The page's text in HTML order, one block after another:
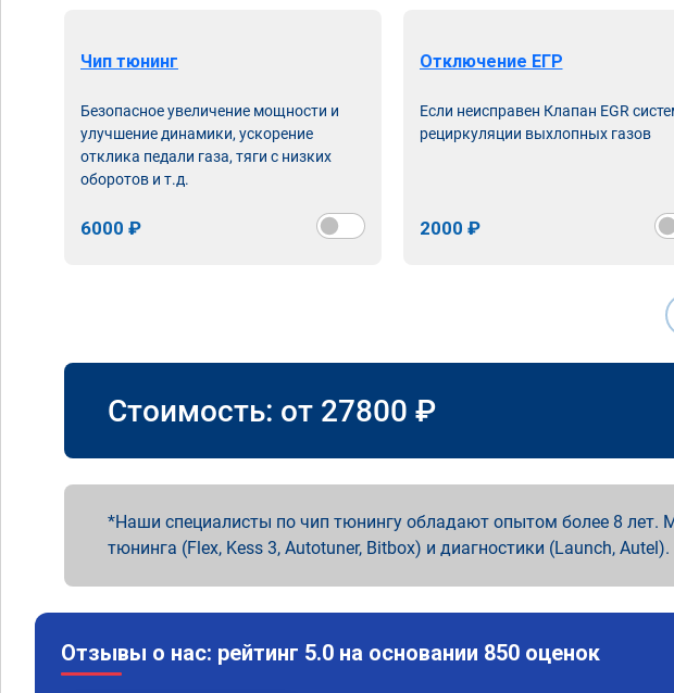
Чип тюнинг
Безопасное увеличение мощности и
улучшение динамики, ускорение
отклика педали газа, тяги с низких
оборотов и т.д.
6000 ₽
Отключение ЕГР
Если неисправен Клапан EGR
рециркуляции выхлопных газов
2000 ₽
Стоимость: от 27800 ₽
Наши специалисты по чип тюнингу обладают опытом более 8 лет.
тюнинга (Flex, Kess 3, Autotuner, Bitbox) и диагностики (Launch, Autel).
Отзывы о нас: рейтинг 5.0 на основании 850 оценок